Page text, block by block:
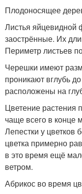
Плодоносящее
Листья яйцевидной
заострённые. Их
Периметр листьев
Черешки имеют
проникают вглубь
расположены на
Цветение растения
чаще всего в конце
Лепестки у цветков
цветка примерно
в это время ещё
ветром.
Абрикос во время